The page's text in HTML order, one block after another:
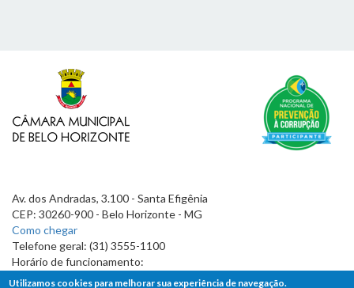
Av. dos Andradas, 3.100 - Santa Efigênia
CEP: 30260-900 - Belo Horizonte - MG
Como chegar
Telefone geral: (31) 3555-1100
Horário de funcionamento:
7h às 19h
Utilizamos cookies para melhorar sua experiência de navegação.